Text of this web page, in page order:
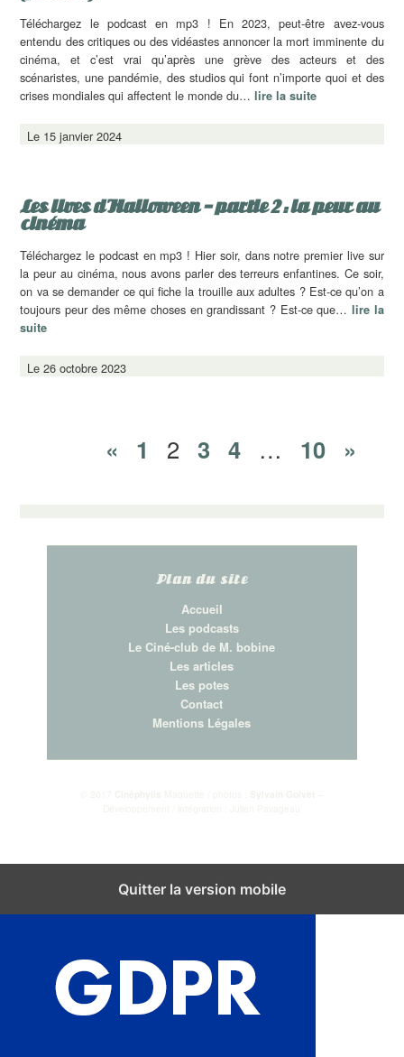
Téléchargez le podcast en mp3 ! En 2023, peut-être avez-vous
entendu des critiques ou des vidéastes annoncer la mort imminente du
cinéma, et c’est vrai qu’après une grève des acteurs et des
scénaristes, une pandémie, des studios qui font n’importe quoi et des
crises mondiales qui affectent le monde du…lire la suite
Le 15 janvier 2024
Les lives d’Halloween – partie 2 : la peur au
cinéma
Téléchargez le podcast en mp3 ! Hier soir, dans notre premier live sur
la peur au cinéma, nous avons parler des terreurs enfantines. Ce soir,
on va se demander ce qui fiche la trouille aux adultes ? Est-ce qu’on a
toujours peur des même choses en grandissant ? Est-ce que… lire la
suite
Le 26 octobre 2023
« 1 2 3 4 … 10 »
Plan du site
Accueil
Les podcasts
Le Ciné-club de M. bobine
Les articles
Les potes
Contact
Mentions Légales
Quitter la version mobile
Fermer les réglages des cookies GDPR